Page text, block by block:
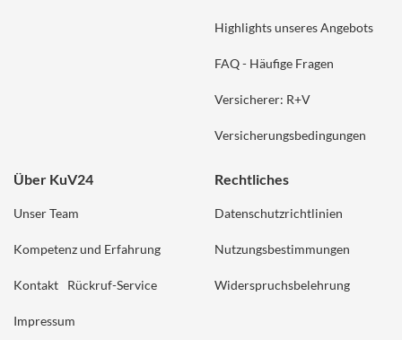
Highlights unseres Angebots
FAQ - Häufige Fragen
Versicherer: R+V
Versicherungsbedingungen
Über KuV24
Unser Team
Kompetenz und Erfahrung
Kontakt Rückruf-Service
Impressum
Rechtliches
Datenschutzrichtlinien
Nutzungsbestimmungen
Widerspruchsbelehrung